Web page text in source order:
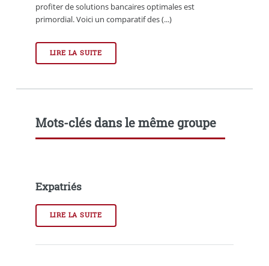
profiter de solutions bancaires optimales est
primordial. Voici un comparatif des (...)
LIRE LA SUITE
Mots-clés dans le même groupe
Expatriés
LIRE LA SUITE